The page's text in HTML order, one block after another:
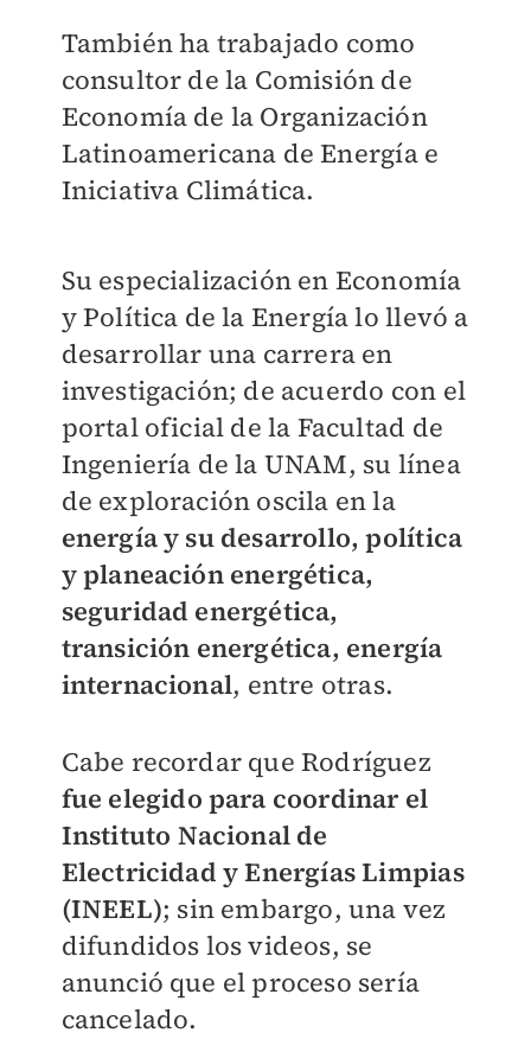
También ha trabajado como
consultor de la Comisión de
Economía de la Organización
Latinoamericana de Energía e
Iniciativa Climática.
Su especialización en Economía
y Política de la Energía lo llevó a
desarrollar una carrera en
investigación; de acuerdo con el
portal oficial de la Facultad de
Ingeniería de la UNAM, su línea
de exploración oscila en la
energía y su desarrollo, política
y planeación energética,
seguridad energética,
transición energética, energía
internacional, entre otras.
Cabe recordar que Rodríguez
fue elegido para coordinar el
Instituto Nacional de
Electricidad y Energías Limpias
(INEEL); sin embargo, una vez
difundidos los videos, se
anunció que el proceso sería
cancelado.